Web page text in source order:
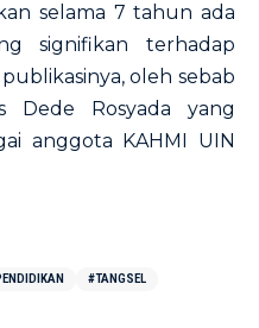
selama 7 tahun ada
signifikan terhadap
oleh sebab
Dede Rosyada yang
anggota KAHMI UIN
#TANGSEL